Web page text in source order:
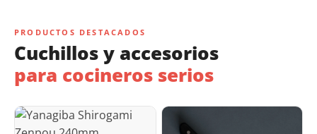
PRODUCTOS DESTACADOS
Cuchillos y accesorios
para cocineros serios